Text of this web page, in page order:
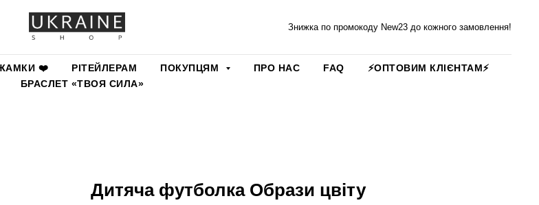
Знижка по промокоду New23 до кожного замовлення!
❤️ РІТЕЙЛЕРАМ ПОКУПЦЯМ ПРО НАС FAQ
⚡️ОПТОВИМ КЛІЄНТАМ⚡️
БРАСЛЕТ «ТВОЯ СИЛА»
Дитяча футболка Образи цвіту